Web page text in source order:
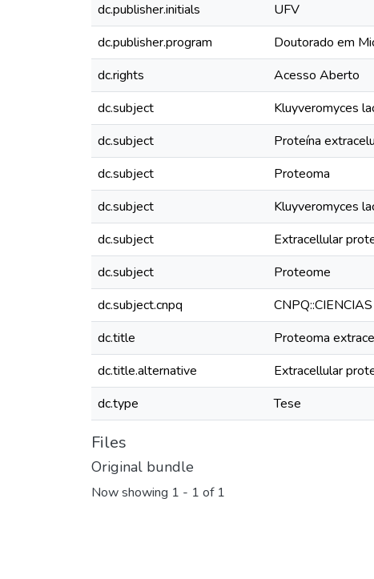
dc.publisher.initials
UFV
dc.publisher.program
Doutorado em
dc.rights
Acesso Aberto
dc.subject
Kluyveromyces
dc.subject
Proteína
dc.subject
Proteoma
dc.subject
Kluyveromyces
dc.subject
Extracellular
dc.subject
Proteome
dc.subject.cnpq
dc.title
Proteoma
dc.title.alternative
Extracellular
dc.type
Tese
Files
Original bundle
Now showing 1 - 1 of 1